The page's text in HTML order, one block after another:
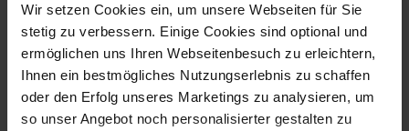
Wir setzen Cookies ein, um unsere Webseiten für Sie
stetig zu verbessern. Einige Cookies sind optional und
ermöglichen uns Ihren Webseitenbesuch zu erleichtern,
Ihnen ein bestmögliches Nutzungserlebnis zu schaffen
oder den Erfolg unseres Marketings zu analysieren, um
so unser Angebot noch personalisierter gestalten zu
Sicherstellung der Sicherheitsintegrität
Anforderungen an den Entwicklungsprozess,
Abgrenzung zu ASPICE und CMMI
Wiederverwendung von sicherheitsrelevanter